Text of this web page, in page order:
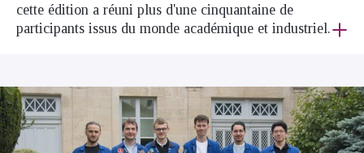
cette édition a réuni plus d'une cinquantaine de
participants issus du monde académique et industriel.